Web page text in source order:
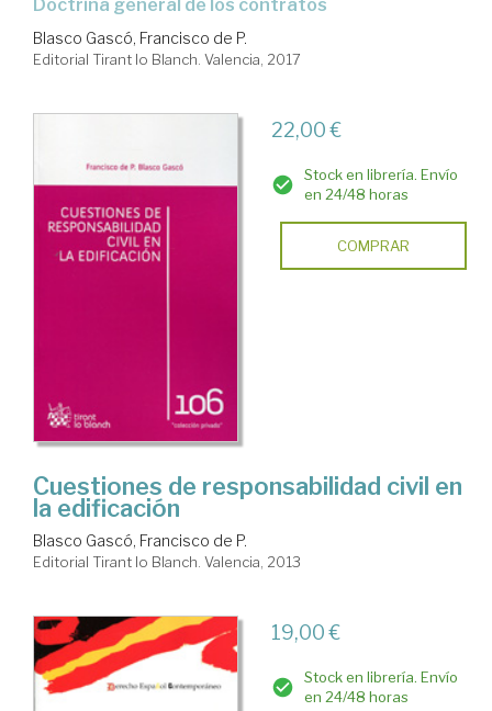
doctrina general de los contratos
Blasco Gascó, Francisco de P.
Editorial Tirant lo Blanch. Valencia, 2017
22,00 €
Stock en librería. Envío
en 24/48 horas
COMPRAR
Cuestiones de responsabilidad civil en
la edificación
Blasco Gascó, Francisco de P.
Editorial Tirant lo Blanch. Valencia, 2013
19,00 €
Stock en librería. Envío
en 24/48 horas